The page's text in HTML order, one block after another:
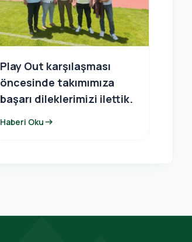
Play Out karşılaşması
öncesinde takımımıza
başarı dileklerimizi ilettik.
Haberi Oku arrow_right_alt